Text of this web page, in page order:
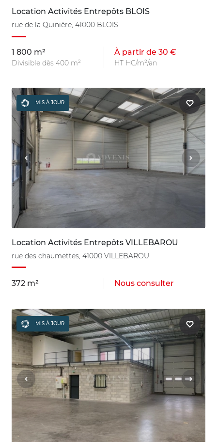
Location Activités Entrepôts BLOIS
rue de la Quinière, 41000 BLOIS
1 800 m²
Divisible dès 400 m²
À partir de 30 €
HT HC/m²/an
MIS À JOUR
Location Activités Entrepôts VILLEBAROU
rue des chaumettes, 41000 VILLEBAROU
372 m² Nous consulter
MIS À JOUR